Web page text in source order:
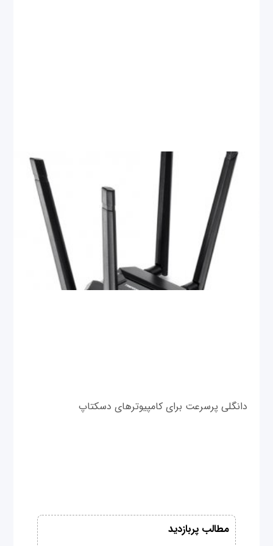
دانگلی پرسرعت برای کامپیوترهای دسکتاپ
مطالب پربازدید